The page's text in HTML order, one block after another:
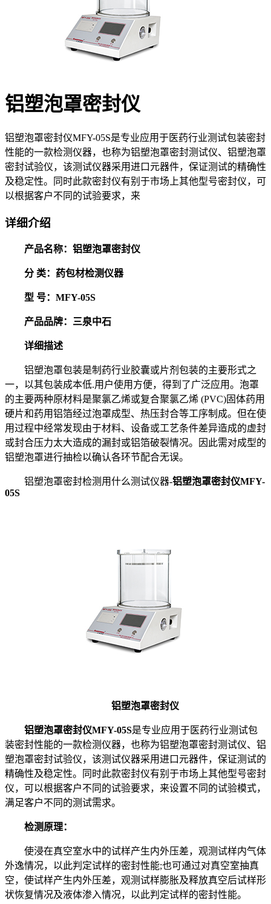
铝塑泡罩密封仪
铝塑泡罩密封仪MFY-05S是专业应用于医药行业测试包装密封
性能的一款检测仪器，也称为铝塑泡罩密封测试仪、铝塑泡罩
密封试验仪，该测试仪器采用进口元器件，保证测试的精确性
及稳定性。同时此款密封仪有别于市场上其他型号密封仪，可
以根据客户不同的试验要求，来
详细介绍
产品名称：铝塑泡罩密封仪
分 类：药包材检测仪器
型 号：MFY-05S
产品品牌：三泉中石
详细描述
铝塑泡罩包装是制药行业胶囊或片剂包装的主要形式之
一，以其包装成本低.用户使用方便，得到了广泛应用。泡罩
的主要两种原材料是聚氯乙烯或复合聚氯乙烯 (PVC)固体药用
硬片和药用铝箔经过泡罩成型、热压封合等工序制成。但在使
用过程中经常发现由于材料、设备或工艺条件差异造成的虚封
或封合压力太大造成的漏封或铝箔破裂情况。因此需对成型的
铝塑泡罩进行抽检以确认各环节配合无误。
铝塑泡罩密封检测用什么测试仪器-铝塑泡罩密封仪MFY-
05S
铝塑泡罩密封仪
铝塑泡罩密封仪MFY-05S是专业应用于医药行业测试包
装密封性能的一款检测仪器，也称为铝塑泡罩密封测试仪、铝
塑泡罩密封试验仪，该测试仪器采用进口元器件，保证测试的
精确性及稳定性。同时此款密封仪有别于市场上其他型号密封
仪，可以根据客户不同的试验要求，来设置不同的试验模式，
满足客户不同的测试需求。
检测原理：
使浸在真空室水中的试样产生内外压差，观测试样内气体
外逸情况，以此判定试样的密封性能;也可通过对真空室抽真
空，使试样产生内外压差，观测试样膨胀及释放真空后试样形
状恢复情况及液体渗入情况，以此判定试样的密封性能。